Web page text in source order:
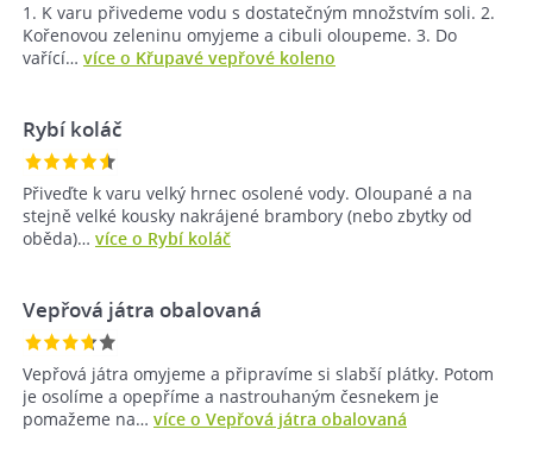
1. K varu přivedeme vodu s dostatečným množstvím soli. 2.
Kořenovou zeleninu omyjeme a cibuli oloupeme. 3. Do
vařící… více o Křupavé vepřové koleno
Rybí koláč
Přiveďte k varu velký hrnec osolené vody. Oloupané a na
stejně velké kousky nakrájené brambory (nebo zbytky od
oběda)… více o Rybí koláč
Vepřová játra obalovaná
Vepřová játra omyjeme a připravíme si slabší plátky. Potom
je osolíme a opepříme a nastrouhaným česnekem je
pomažeme na… více o Vepřová játra obalovaná